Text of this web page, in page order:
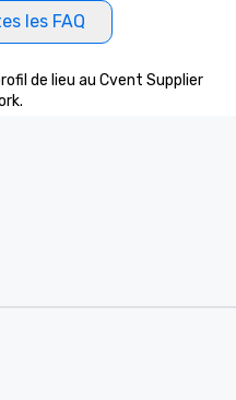
les FAQ
de lieu au Cvent Supplier